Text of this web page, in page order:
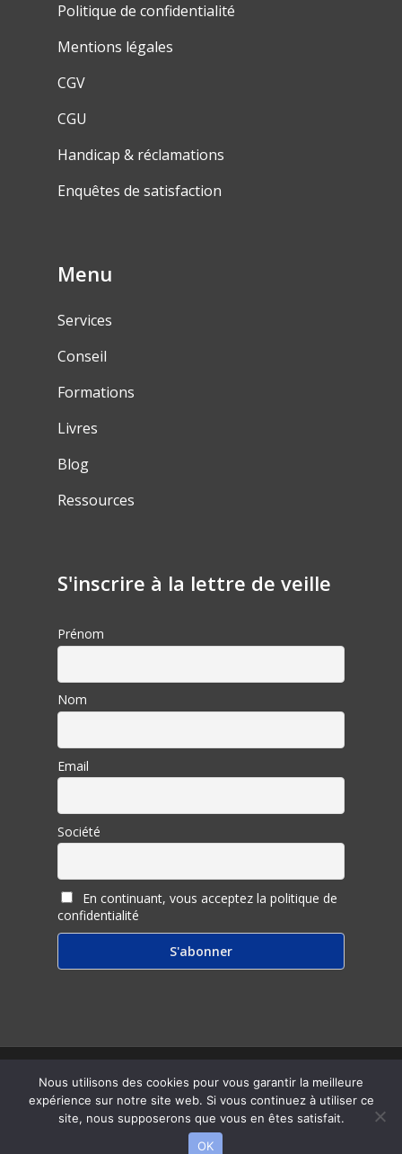
Politique de confidentialité
Mentions légales
CGV
CGU
Handicap & réclamations
Enquêtes de satisfaction
Menu
Services
Conseil
Formations
Livres
Blog
Ressources
S'inscrire à la lettre de veille
Prénom
Nom
Email
Société
En continuant, vous acceptez la politique de
confidentialité
© 2026 Inter Ligere.
twitterfacebook
linkedinyoutubeRSS email
Nous utilisons des cookies pour vous garantir la meilleure
expérience sur notre site web. Si vous continuez à utiliser ce
site, nous supposerons que vous en êtes satisfait.
OK